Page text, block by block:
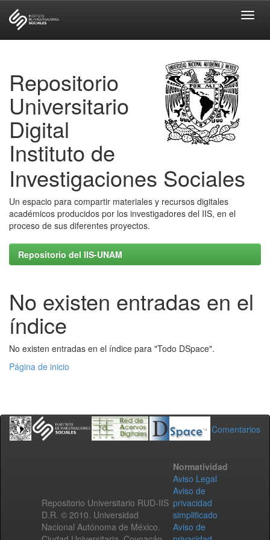
Repositorio
Universitario
Digital
Instituto de
Investigaciones Sociales
Un espacio para compartir materiales y recursos digitales
académicos producidos por los investigadores del IIS, en el
proceso de sus diferentes proyectos.
Repositorio del IIS-UNAM
No existen entradas en el
índice
No existen entradas en el índice para "Todo DSpace".
Página de inicio
Comentarios
Repositorio Universitario RUD-IIS
D.R. © 2010. Universidad
Nacional Autónoma de México.
Normatividad
Aviso Legal
Aviso de
privacidad
simplificado
Aviso de